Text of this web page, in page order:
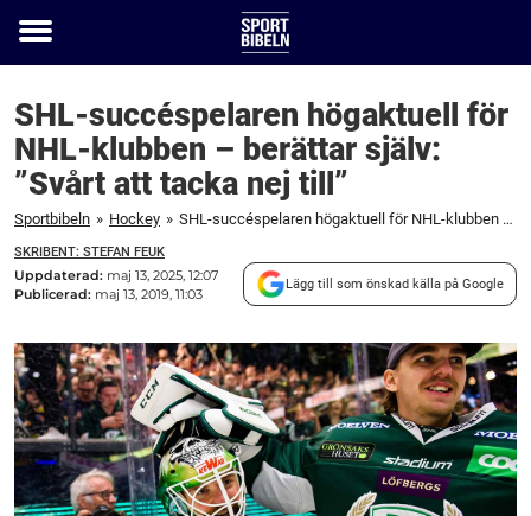
Toggle
SHL-succéspelaren högaktuell för
NHL-klubben – berättar själv:
”Svårt att tacka nej till”
Sportbibeln » Hockey » SHL-succéspelaren högaktuell för NHL-klubben – berättar själv: "Svårt att tacka nej till"
SKRIBENT: STEFAN FEUK
Uppdaterad: maj 13, 2025, 12:07
Publicerad: maj 13, 2019, 11:03
Lägg till som önskad källa på Google